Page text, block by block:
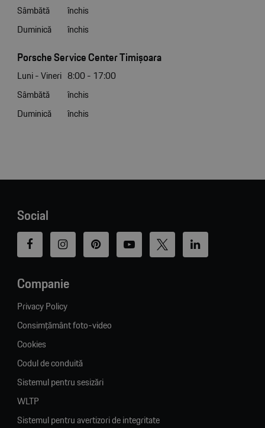
Sâmbătă
închis
Duminică
închis
Porsche Service Center Timișoara
Luni - Vineri 8:00 - 17:00
Sâmbătă
închis
Duminică
închis
Social
Companie
Privacy Policy
Consimțământ foto-video
Cookies
Codul de conduită
Sistemul pentru sesizări
WLTP
Sistemul pentru avertizori de integritate